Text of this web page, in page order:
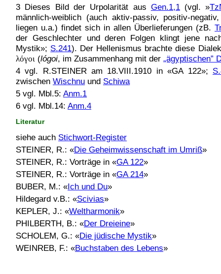
3 Dieses Bild der Urpolarität aus Gen.1,1(vgl. »
männlich-weiblich (auch aktiv-passiv, positiv-
liegen u.a.) findet sich in allen Überlieferungen (zB.
der Geschlechter und deren Folgen klingt jene
Mystik»; S.241). Der Hellenismus brachte diese
λόγοι (lógoi, im Zusammenhang mit der „ägyptischen”
4 vgl. R.STEINER am 18.VIII.1910 in «GA 122»;
zwischen Wischnu und Schiwa
5 vgl. Mbl.5: Anm.1
6 vgl. Mbl.14: Anm.4
Literatur
siehe auch Stichwort-Register
STEINER, R.: «Die Geheimwissenschaft im Umriß»
STEINER, R.: Vorträge in «GA 122»
STEINER, R.: Vorträge in «GA 214»
BUBER, M.: «Ich und Du»
Hildegard v.B.: «Scivias»
KEPLER, J.: «Weltharmonik»
PHILBERTH, B.: «Der Dreieine»
SCHOLEM, G.: «Die jüdische Mystik»
WEINREB, F.: «Buchstaben des Lebens»